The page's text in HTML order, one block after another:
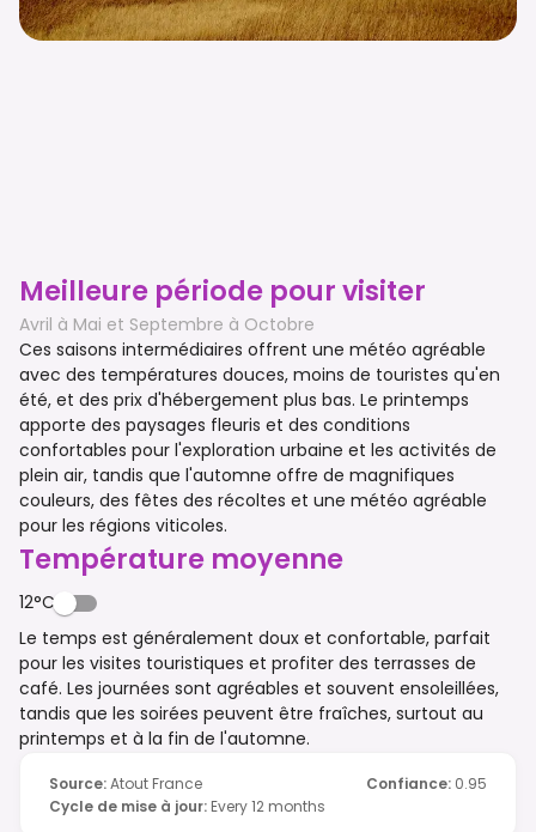
Meilleure période pour visiter
Avril à Mai et Septembre à Octobre
Ces saisons intermédiaires offrent une météo agréable
avec des températures douces, moins de touristes qu'en
été, et des prix d'hébergement plus bas. Le printemps
apporte des paysages fleuris et des conditions
confortables pour l'exploration urbaine et les activités de
plein air, tandis que l'automne offre de magnifiques
couleurs, des fêtes des récoltes et une météo agréable
pour les régions viticoles.
Température moyenne
12°C
Le temps est généralement doux et confortable, parfait
pour les visites touristiques et profiter des terrasses de
café. Les journées sont agréables et souvent ensoleillées,
tandis que les soirées peuvent être fraîches, surtout au
printemps et à la fin de l'automne.
Source:Atout France Confiance: 0.95
Cycle de mise à jour: Every 12 months